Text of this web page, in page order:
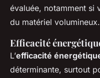
évaluée, notamment si
du matériel volumineux.
Efficacité
L’efficacité
déterminante, surtout